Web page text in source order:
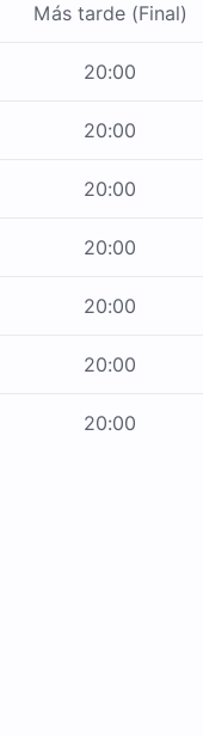
Más tarde (Final)
20:00
20:00
20:00
20:00
20:00
20:00
20:00